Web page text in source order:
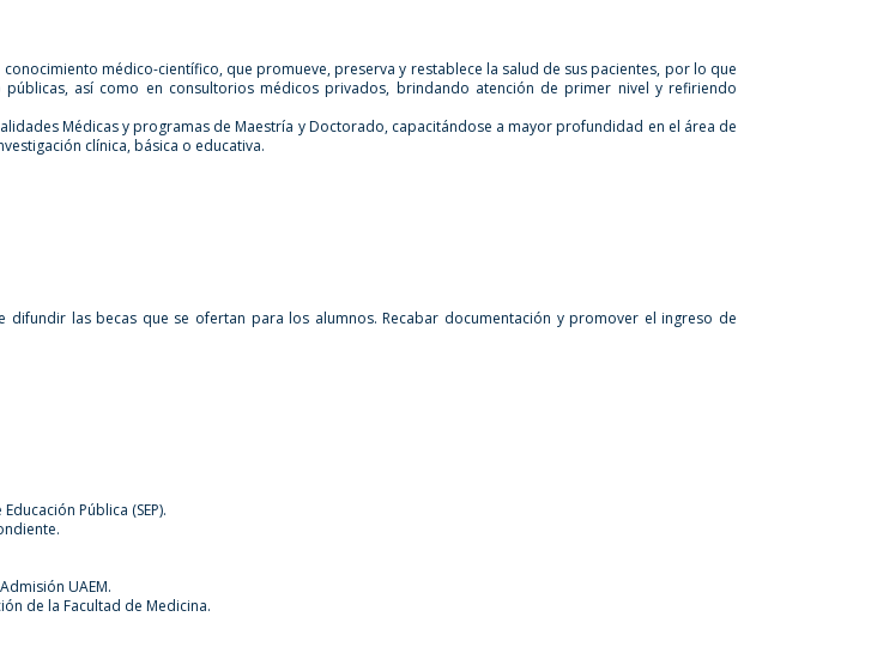
médico-científico, que promueve, preserva y restablece la salud de sus pacientes, por lo que
así como en consultorios médicos privados, brindando atención de primer nivel y refiriendo
Médicas y programas de Maestría y Doctorado, capacitándose a mayor profundidad en el área de
clínica, básica o educativa.
las becas que se ofertan para los alumnos. Recabar documentación y promover el ingreso de
Pública (SEP).
UAEM.
de la Facultad de Medicina.